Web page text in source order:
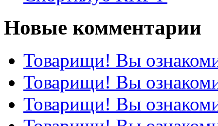
Новые комментарии
Товарищи! Вы
Товарищи! Вы
Товарищи! Вы